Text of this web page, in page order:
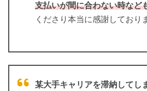
支払いが間に合わない時など
くださり本当に感謝しており
某大手キャリアを滞納してし